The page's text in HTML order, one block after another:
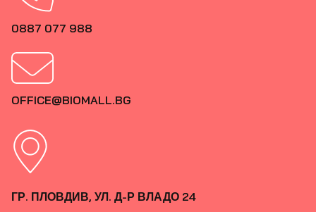
0887 077 988
OFFICE@BIOMALL.BG
ГР. ПЛОВДИВ, УЛ. Д-Р ВЛАДО 24